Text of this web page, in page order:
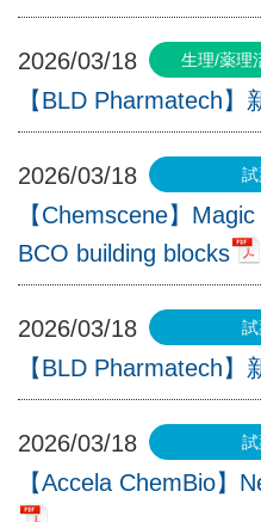
2026/03/18
【BLD Pharmatech】
2026/03/18
【Chemscene】
BCO building blocks
2026/03/18
【BLD Pharmatech】
2026/03/18
【Accela ChemBio】